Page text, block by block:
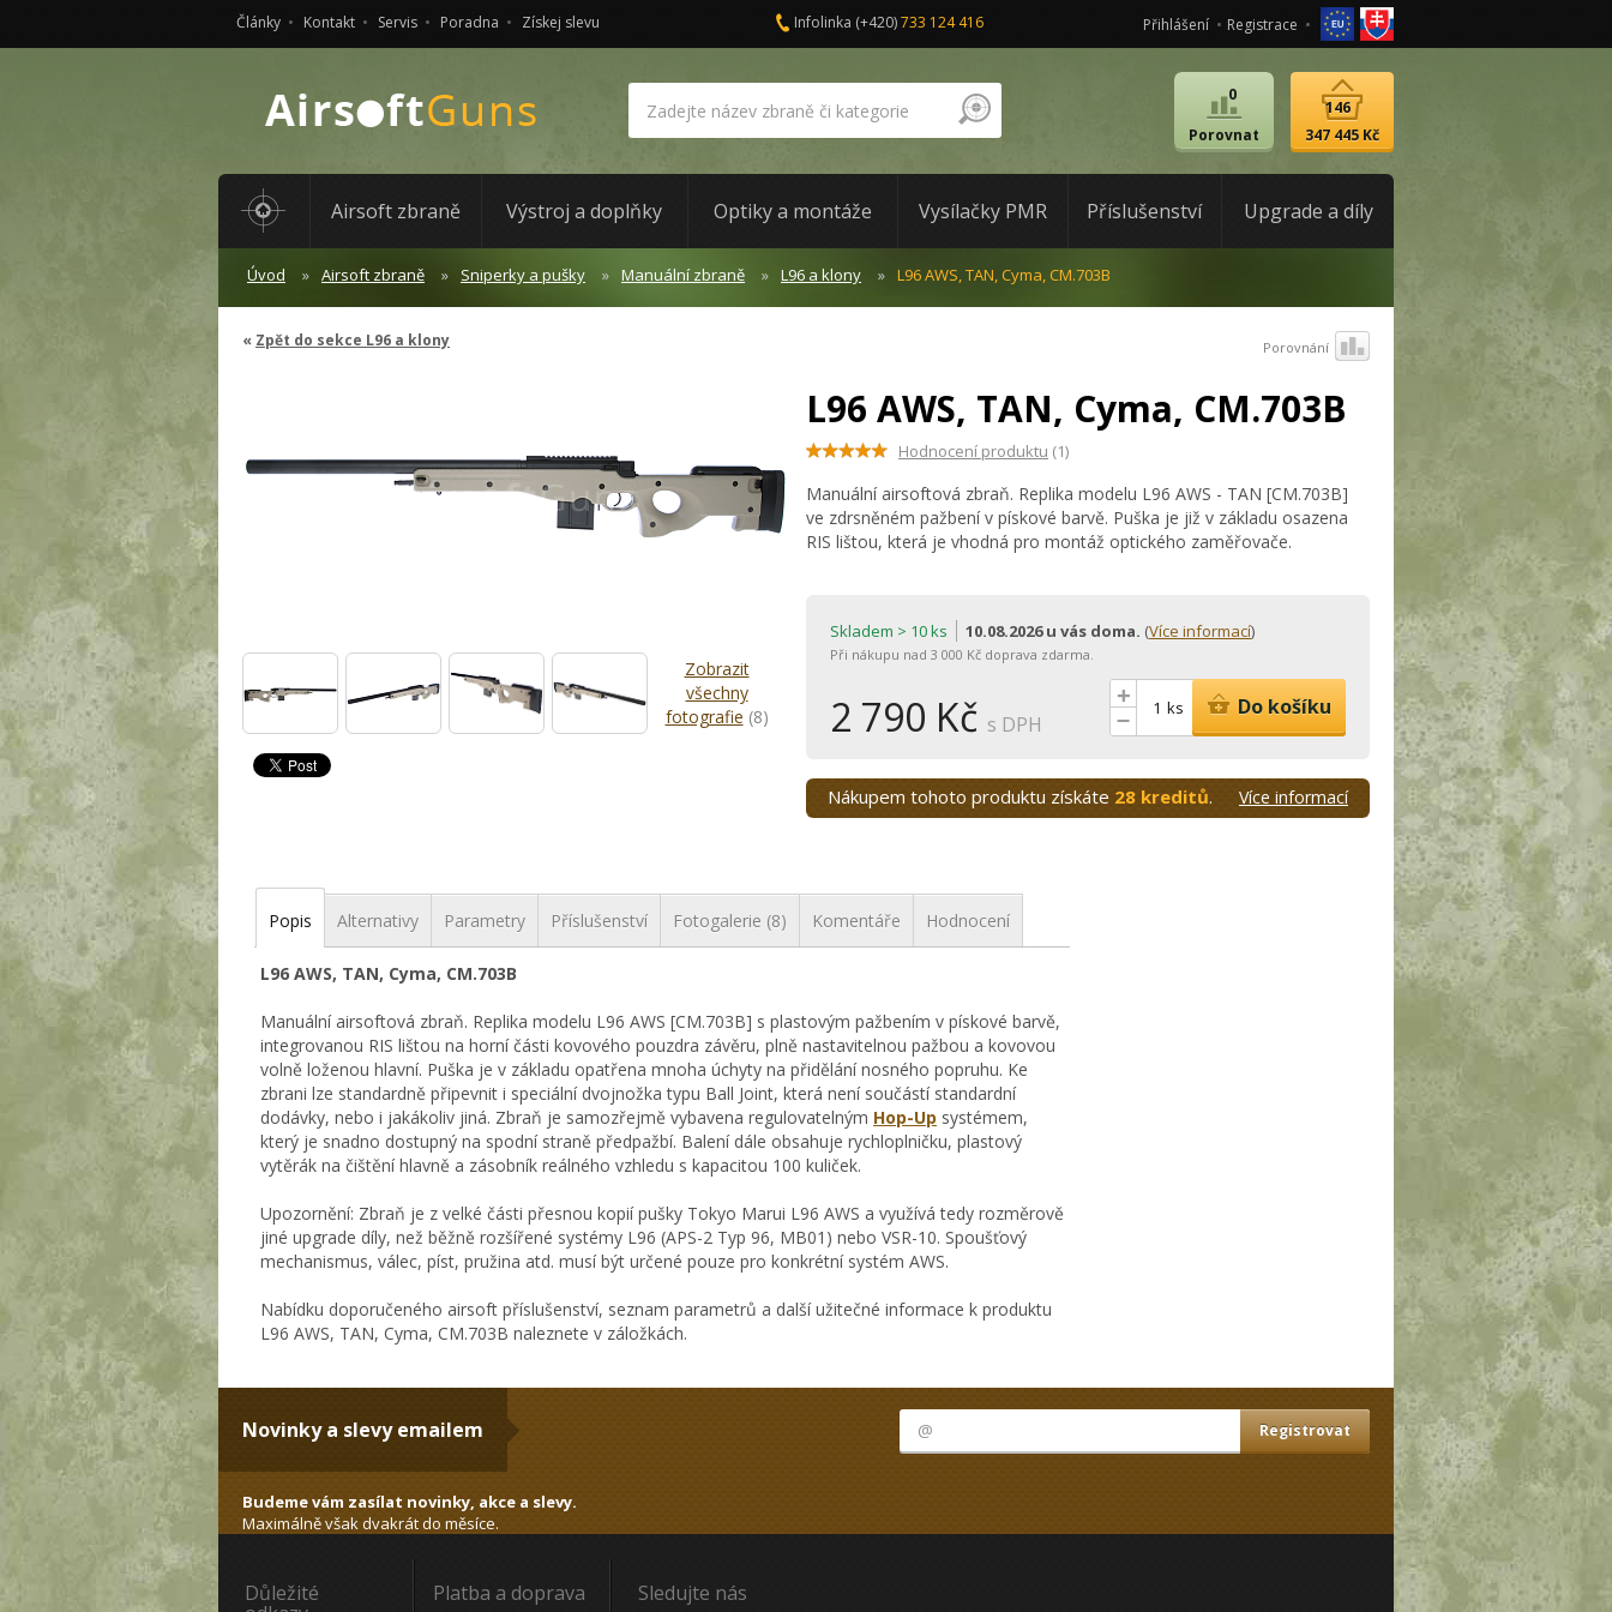
Články Kontakt Servis Poradna Získej slevu Infolinka (+420)733 124 416 Přihlášení Registrace
Porovnat
0
347 445 Kč
146
Airsoft zbraně Výstroj a doplňky Optiky a montáže Vysílačky PMR Příslušenství Upgrade a díly
Úvod Airsoft zbraně Sniperky a pušky Manuální zbraně L96 a klony L96 AWS, TAN, Cyma, CM.703B
Zpět do sekce L96 a klony Porovnání
Zobrazit
všechny
fotografie (8)
L96 AWS, TAN, Cyma, CM.703B
Hodnocení produktu (1)
Manuální airsoftová zbraň. Replika modelu L96 AWS - TAN [CM.703B]
ve zdrsněném pažbení v pískové barvě. Puška je již v základu osazena
RIS lištou, která je vhodná pro montáž optického zaměřovače.
Skladem > 10 ks 10.08.2026 u vás doma. (Více informací)
Při nákupu nad 3 000 Kč doprava zdarma.
2 790 Kč s DPH
+
–
ks Do košíku
Nákupem tohoto produktu získáte 28 kreditů. Více informací
Popis Alternativy Parametry Příslušenství Fotogalerie (8) Komentáře Hodnocení
L96 AWS, TAN, Cyma, CM.703B
Manuální airsoftová zbraň. Replika modelu L96 AWS [CM.703B] s plastovým pažbením v pískové barvě,
integrovanou RIS lištou na horní části kovového pouzdra závěru, plně nastavitelnou pažbou a kovovou
volně loženou hlavní. Puška je v základu opatřena mnoha úchyty na přidělání nosného popruhu. Ke
zbrani lze standardně připevnit i speciální dvojnožka typu Ball Joint, která není součástí standardní
dodávky, nebo i jakákoliv jiná. Zbraň je samozřejmě vybavena regulovatelným Hop-Up systémem,
který je snadno dostupný na spodní straně předpažbí. Balení dále obsahuje rychloplničku, plastový
vytěrák na čištění hlavně a zásobník reálného vzhledu s kapacitou 100 kuliček.
Upozornění: Zbraň je z velké části přesnou kopií pušky Tokyo Marui L96 AWS a využívá tedy rozměrově
jiné upgrade díly, než běžně rozšířené systémy L96 (APS-2 Typ 96, MB01) nebo VSR-10. Spoušťový
mechanismus, válec, píst, pružina atd. musí být určené pouze pro konkrétní systém AWS.
Nabídku doporučeného airsoft příslušenství, seznam parametrů a další užitečné informace k produktu
L96 AWS, TAN, Cyma, CM.703B naleznete v záložkách.
Novinky a slevy emailem
Budeme vám zasílat novinky, akce a slevy.
Maximálně však dvakrát do měsíce.
Důležité Platba a doprava Sledujte nás